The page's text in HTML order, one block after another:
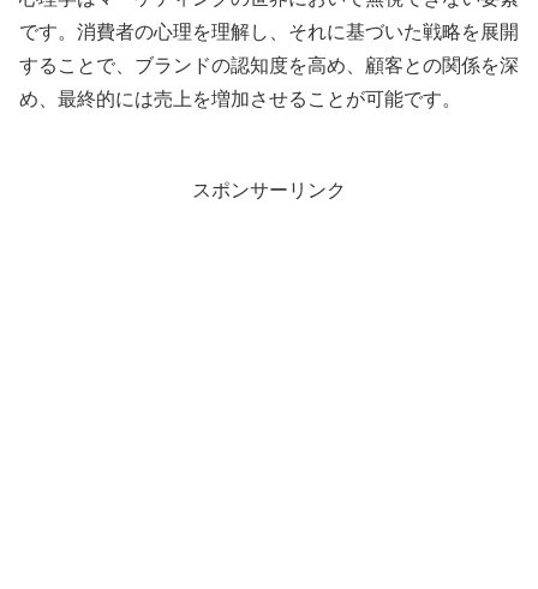
です。消費者の心理を理解し、それに基づいた戦略を展開
することで、ブランドの認知度を高め、顧客との関係を深
め、最終的には売上を増加させることが可能です。
スポンサーリンク